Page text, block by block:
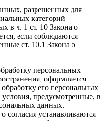
разрешенных для
категорий
в ч. 1 ст. 10 Закона о
если соблюдаются
ст. 10.1 Закона о
персональных
оформляется
его персональных
предусмотренные, в
данных.
согласия устанавливаются